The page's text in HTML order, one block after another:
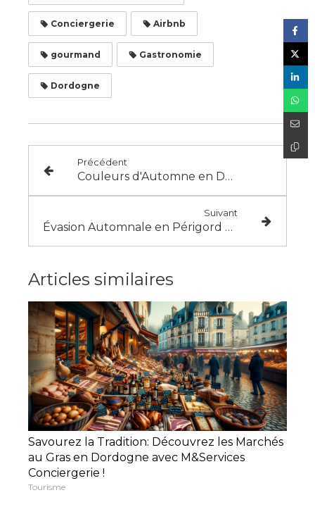
Conciergerie Airbnb
gourmand Gastronomie
Dordogne
Précédent
Couleurs d'Automne en Dordogne : 10 Spots Incontournables pour des Clichés Éblouissant !
Suivant
Évasion Automnale en Périgord Noir : Itinéraire de Trois Jours avec M&Services Conciergerie !
Articles similaires
Savourez la Tradition: Découvrez les Marchés
au Gras en Dordogne avec M&Services
Conciergerie !
Tourisme